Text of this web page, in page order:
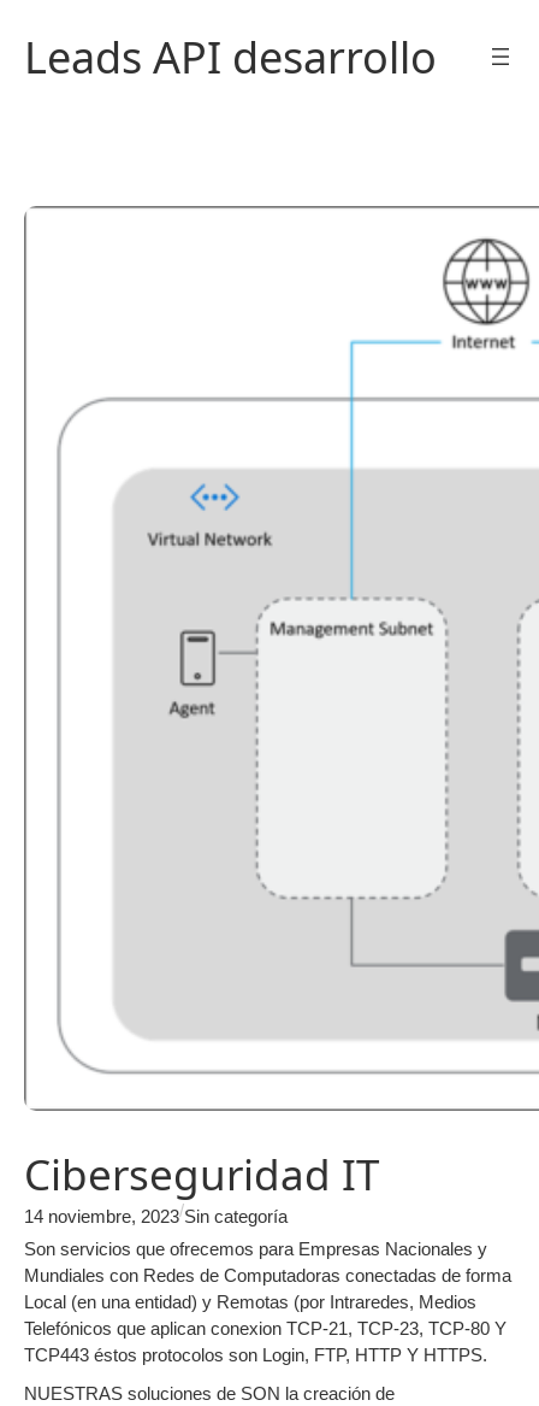
contenido
Leads API desarrollo
Ciberseguridad IT
14 noviembre, 2023/Sin categoría
Son servicios que ofrecemos para Empresas Nacionales y
Mundiales con Redes de Computadoras conectadas de forma
Local (en una entidad) y Remotas (por Intraredes, Medios
Telefónicos que aplican conexion TCP-21, TCP-23, TCP-80 Y
TCP443 éstos protocolos son Login, FTP, HTTP Y HTTPS.
NUESTRAS soluciones de SON la creación de